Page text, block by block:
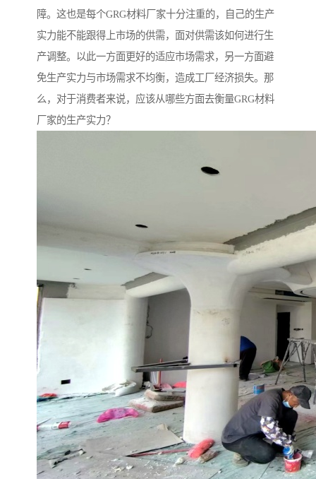
障。这也是每个GRG材料厂家十分注重的，自己的生产
实力能不能跟得上市场的供需，面对供需该如何进行生
产调整。以此一方面更好的适应市场需求，另一方面避
免生产实力与市场需求不均衡，造成工厂经济损失。那
么，对于消费者来说，应该从哪些方面去衡量GRG材料
厂家的生产实力？